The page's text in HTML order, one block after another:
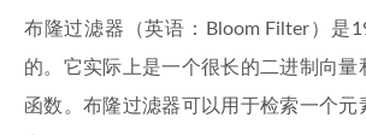
布隆过滤器（英语：Bloom Filter）是
的。它实际上是一个很长的二进制向量
函数。布隆过滤器可以用于检索一个元